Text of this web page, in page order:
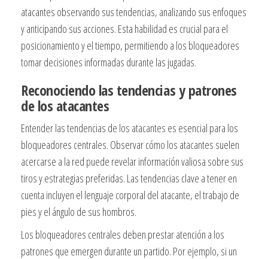
atacantes observando sus tendencias, analizando sus enfoques
y anticipando sus acciones. Esta habilidad es crucial para el
posicionamiento y el tiempo, permitiendo a los bloqueadores
tomar decisiones informadas durante las jugadas.
Reconociendo las tendencias y patrones
de los atacantes
Entender las tendencias de los atacantes es esencial para los
bloqueadores centrales. Observar cómo los atacantes suelen
acercarse a la red puede revelar información valiosa sobre sus
tiros y estrategias preferidas. Las tendencias clave a tener en
cuenta incluyen el lenguaje corporal del atacante, el trabajo de
pies y el ángulo de sus hombros.
Los bloqueadores centrales deben prestar atención a los
patrones que emergen durante un partido. Por ejemplo, si un